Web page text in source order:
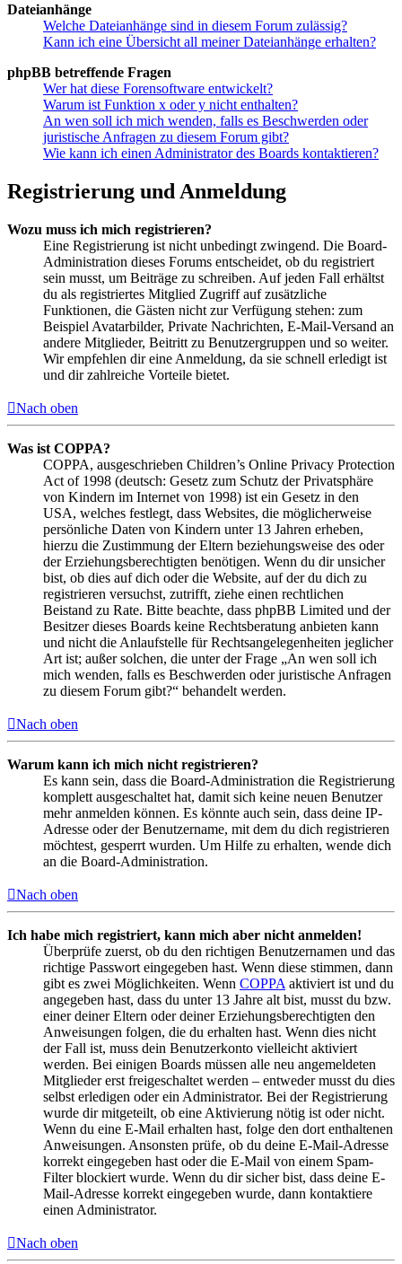
Dateianhänge
Welche Dateianhänge sind in diesem Forum zulässig?
Kann ich eine Übersicht all meiner Dateianhänge erhalten?
phpBB betreffende Fragen
Wer hat diese Forensoftware entwickelt?
Warum ist Funktion x oder y nicht enthalten?
An wen soll ich mich wenden, falls es Beschwerden oder
juristische Anfragen zu diesem Forum gibt?
Wie kann ich einen Administrator des Boards kontaktieren?
Registrierung und Anmeldung
Wozu muss ich mich registrieren?
Eine Registrierung ist nicht unbedingt zwingend. Die Board-
Administration dieses Forums entscheidet, ob du registriert
sein musst, um Beiträge zu schreiben. Auf jeden Fall erhältst
du als registriertes Mitglied Zugriff auf zusätzliche
Funktionen, die Gästen nicht zur Verfügung stehen: zum
Beispiel Avatarbilder, Private Nachrichten, E-Mail-Versand an
andere Mitglieder, Beitritt zu Benutzergruppen und so weiter.
Wir empfehlen dir eine Anmeldung, da sie schnell erledigt ist
und dir zahlreiche Vorteile bietet.
Nach oben
Was ist COPPA?
COPPA, ausgeschrieben Children’s Online Privacy Protection
Act of 1998 (deutsch: Gesetz zum Schutz der Privatsphäre
von Kindern im Internet von 1998) ist ein Gesetz in den
USA, welches festlegt, dass Websites, die möglicherweise
persönliche Daten von Kindern unter 13 Jahren erheben,
hierzu die Zustimmung der Eltern beziehungsweise des oder
der Erziehungsberechtigten benötigen. Wenn du dir unsicher
bist, ob dies auf dich oder die Website, auf der du dich zu
registrieren versuchst, zutrifft, ziehe einen rechtlichen
Beistand zu Rate. Bitte beachte, dass phpBB Limited und der
Besitzer dieses Boards keine Rechtsberatung anbieten kann
und nicht die Anlaufstelle für Rechtsangelegenheiten jeglicher
Art ist; außer solchen, die unter der Frage „An wen soll ich
mich wenden, falls es Beschwerden oder juristische Anfragen
zu diesem Forum gibt?“ behandelt werden.
Nach oben
Warum kann ich mich nicht registrieren?
Es kann sein, dass die Board-Administration die Registrierung
komplett ausgeschaltet hat, damit sich keine neuen Benutzer
mehr anmelden können. Es könnte auch sein, dass deine IP-
Adresse oder der Benutzername, mit dem du dich registrieren
möchtest, gesperrt wurden. Um Hilfe zu erhalten, wende dich
an die Board-Administration.
Nach oben
Ich habe mich registriert, kann mich aber nicht anmelden!
Überprüfe zuerst, ob du den richtigen Benutzernamen und das
richtige Passwort eingegeben hast. Wenn diese stimmen, dann
gibt es zwei Möglichkeiten. Wenn COPPA aktiviert ist und du
angegeben hast, dass du unter 13 Jahre alt bist, musst du bzw.
einer deiner Eltern oder deiner Erziehungsberechtigten den
Anweisungen folgen, die du erhalten hast. Wenn dies nicht
der Fall ist, muss dein Benutzerkonto vielleicht aktiviert
werden. Bei einigen Boards müssen alle neu angemeldeten
Mitglieder erst freigeschaltet werden – entweder musst du dies
selbst erledigen oder ein Administrator. Bei der Registrierung
wurde dir mitgeteilt, ob eine Aktivierung nötig ist oder nicht.
Wenn du eine E-Mail erhalten hast, folge den dort enthaltenen
Anweisungen. Ansonsten prüfe, ob du deine E-Mail-Adresse
korrekt eingegeben hast oder die E-Mail von einem Spam-
Filter blockiert wurde. Wenn du dir sicher bist, dass deine E-
Mail-Adresse korrekt eingegeben wurde, dann kontaktiere
einen Administrator.
Nach oben